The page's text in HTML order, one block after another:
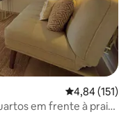
4,84 de uma
4,84 (151)
em frente à praia